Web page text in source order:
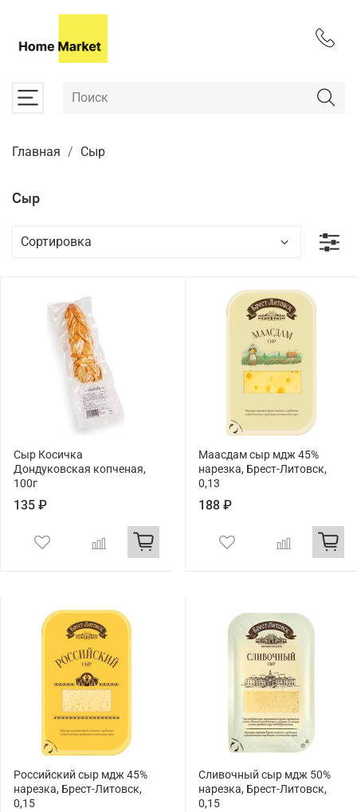
Главная Сыр
Сыр
Сыр Косичка
Дондуковская копченая,
100г
135 ₽
Маасдам сыр мдж 45%
нарезка, Брест-Литовск,
0,13
188 ₽
Российский сыр мдж 45%
нарезка, Брест-Литовск,
0,15
Сливочный сыр мдж 50%
нарезка, Брест-Литовск,
0,15